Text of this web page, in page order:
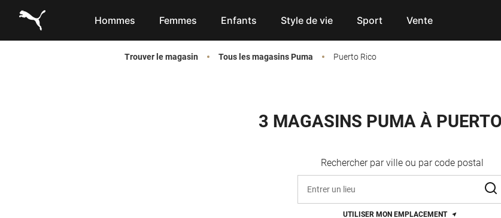
Hommes
Femmes Enfants Style de vie Sport Vente
Trouver le magasin Tous les magasins Puma Puerto Rico
3 MAGASINS PUMA À
Rechercher par ville ou par code postal
UTILISER MON EMPLACEMENT